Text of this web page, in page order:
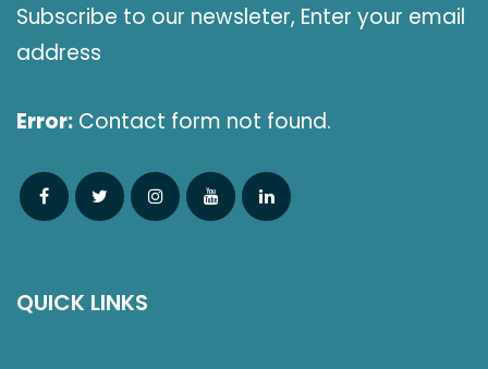
Subscribe to our newsleter, Enter your email
address
Error: Contact form not found.
QUICK LINKS